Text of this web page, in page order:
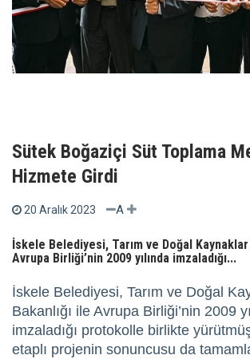
Sütek Boğaziçi Süt Toplama
Hizmete Girdi
20 Aralık 2023 A
İskele Belediyesi, Tarım ve Doğal Kaynaklar
Avrupa Birliği’nin 2009 yılında imzaladığı...
İskele Belediyesi, Tarım ve Doğal
Bakanlığı ile Avrupa Birliği’nin 2009
imzaladığı protokolle birlikte
etaplı projenin sonuncusu da